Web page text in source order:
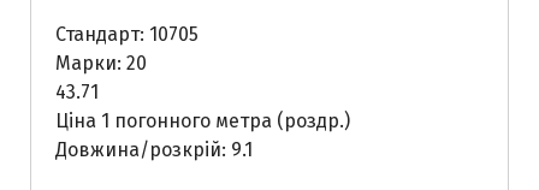
Стандарт: 10705
Марки: 20
43.71
Ціна 1 погонного метра (роздр.)
Довжина/розкрій: 9.1